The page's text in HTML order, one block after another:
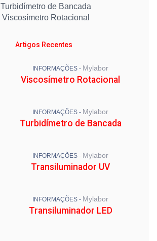
Turbidímetro de Bancada
Viscosímetro Rotacional
Artigos Recentes
INFORMAÇÕES - Mylabor
Viscosímetro Rotacional
INFORMAÇÕES - Mylabor
Turbidímetro de Bancada
INFORMAÇÕES - Mylabor
Transiluminador UV
INFORMAÇÕES - Mylabor
Transiluminador LED